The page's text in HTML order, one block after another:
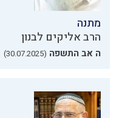
מתנה
הרב אליקים לבנון
ה אב התשפה (30.07.2025)